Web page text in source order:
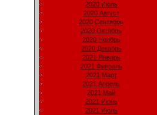
2020 Июль
2020 Август
2020 Сентябрь
2020 Октябрь
2020 Ноябрь
2020 Декабрь
2021 Январь
2021 Февраль
2021 Март
2021 Апрель
2021 Май
2021 Июнь
2021 Июль